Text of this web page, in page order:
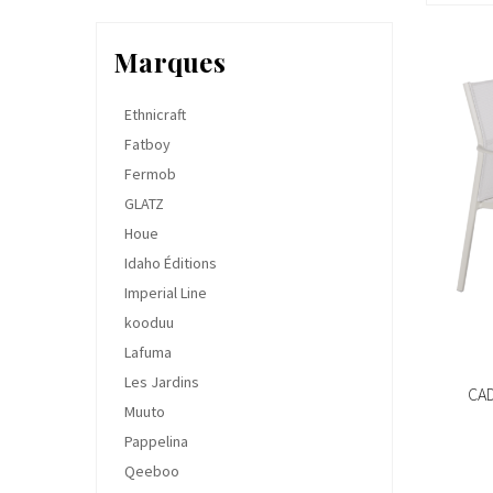
Marques
Ethnicraft
Fatboy
Fermob
GLATZ
Houe
Idaho Éditions
Imperial Line
kooduu
Lafuma
Les Jardins
Muuto
Pappelina
Qeeboo